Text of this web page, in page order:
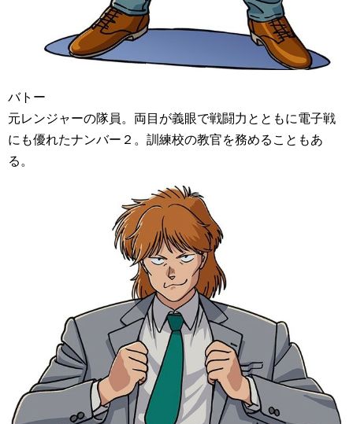
バトー
元レンジャーの隊員。両目が義眼で戦闘力とともに電子戦
にも優れたナンバー２。訓練校の教官を務めることもあ
る。